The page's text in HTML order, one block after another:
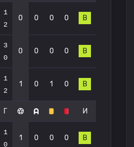
1
2
0 0 0 0 В
3
0
0 0 0 0 В
1
2
1 0 1 0 В
Г И
1
0
1 0 0 0 В